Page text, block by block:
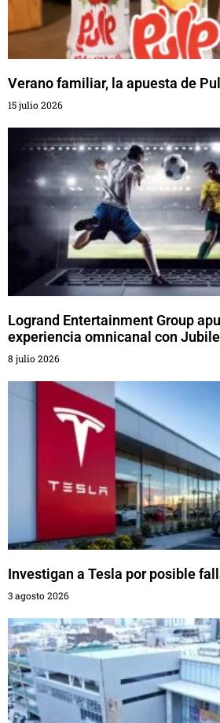
Verano familiar, la apuesta de
15 julio 2026
Logrand Entertainment Group
experiencia omnicanal con
8 julio 2026
Investigan a Tesla por posible
3 agosto 2026